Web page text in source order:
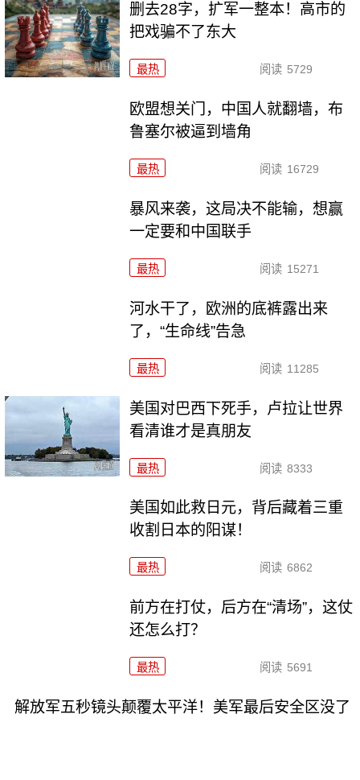
删去28字，扩军一整本！高市的
把戏骗不了东大
最热 阅读 5729
欧盟想关门，中国人就翻墙，布
鲁塞尔被逼到墙角
最热 阅读 16729
暴风来袭，这局决不能输，想赢
一定要和中国联手
最热 阅读 15271
河水干了，欧洲的底裤露出来
了，“生命线”告急
最热 阅读 11285
美国对巴西下死手，卢拉让世界
看清谁才是真朋友
最热 阅读 8333
美国如此救日元，背后藏着三重
收割日本的阳谋！
最热 阅读 6862
前方在打仗，后方在“清场”，这仗
还怎么打？
最热 阅读 5691
解放军五秒镜头颠覆太平洋！美军最后安全区没了